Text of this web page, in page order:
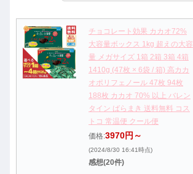
チョコレート効果 カカオ72%
大容量ボックス 1kg 超えの大容
量 メガサイズ 1箱 2箱 3箱 4箱
1410g (47枚 × 6袋 / 箱) 高カカ
オポリフェノール 47枚 94枚
188枚 カカオ 70% 以上 バレン
タイン ばらまき 送料無料 コス
トコ 常温便 クール便
価格:3970円～
(2024/8/30 16:41時点)
感想(20件)